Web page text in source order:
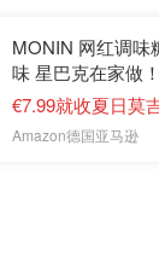
MONIN 网红调味
味 星巴克在家做！
€7.99就收夏日莫
Amazon德国亚马逊